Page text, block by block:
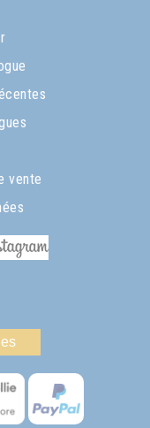
vente